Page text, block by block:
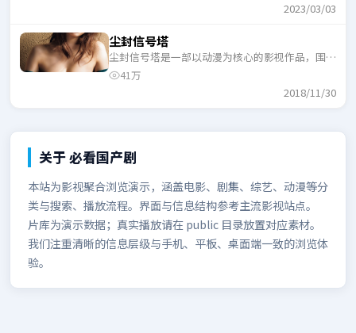
2023/03/03
尘封信号塔
尘封信号塔是一部以动漫为核心的影视作品，围绕
危机、反转与人物成长展开，整体节奏紧凑，适合
41万
2018/11/30
关于必看国产剧
本站为影视聚合浏览演示，涵盖电影、剧集、综艺、动漫等分
类与搜索、播放流程。界面与信息结构参考主流影视站点。
片库为演示数据；真实播放请在 public 目录放置对应素材。
我们注重清晰的信息层级与手机、平板、桌面端一致的浏览体
验。